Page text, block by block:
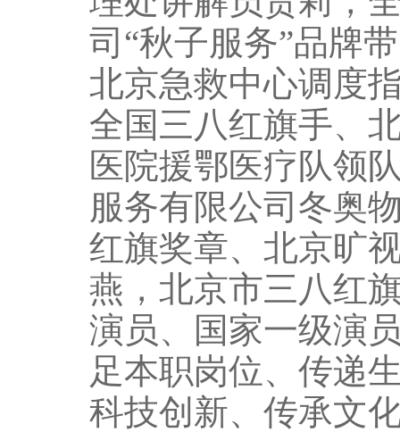
司“秋子服务”品牌
北京急救中心调度
全国三八红旗手、
医院援鄂医疗队领
服务有限公司冬奥
红旗奖章、北京旷
燕，北京市三八红
演员、国家一级演
足本职岗位、传递
科技创新、传承文